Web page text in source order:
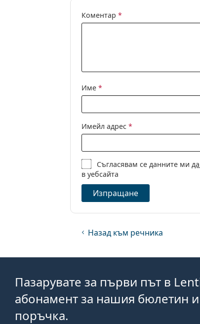
Коментар*
Име*
Имейл адрес*
Съгласявам се данните ми
в уебсайта
Изпращане
Назад към речника
Пазарувате за първи път в
абонамент за нашия бюлетин
поръчка.